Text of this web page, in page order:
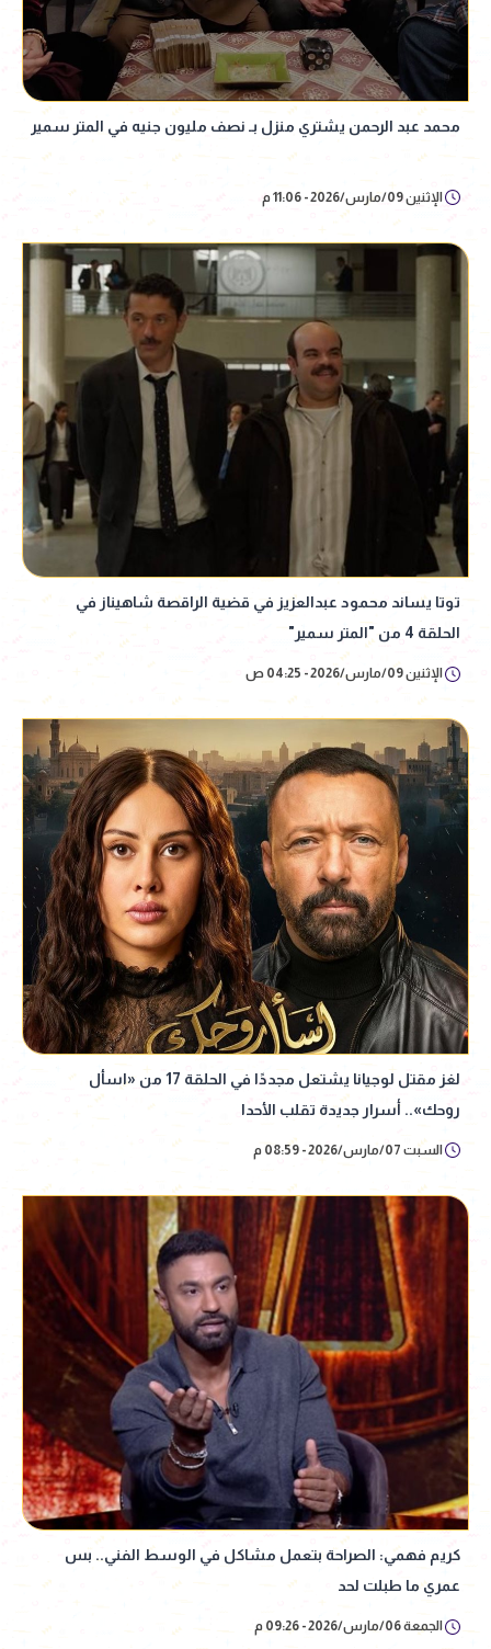
محمد عبد الرحمن يشتري منزل بـ نصف مليون جنيه في المتر سمير
الإثنين 09/مارس/2026 - 11:06 م
توتا يساند محمود عبدالعزيز في قضية الراقصة شاهيناز في
الحلقة 4 من "المتر سمير"
الإثنين 09/مارس/2026 - 04:25 ص
لغز مقتل لوجيانا يشتعل مجددًا في الحلقة 17 من «اسأل
روحك».. أسرار جديدة تقلب الأحدا
السبت 07/مارس/2026 - 08:59 م
كريم فهمي: الصراحة بتعمل مشاكل في الوسط الفني.. بس
عمري ما طبلت لحد
الجمعة 06/مارس/2026 - 09:26 م